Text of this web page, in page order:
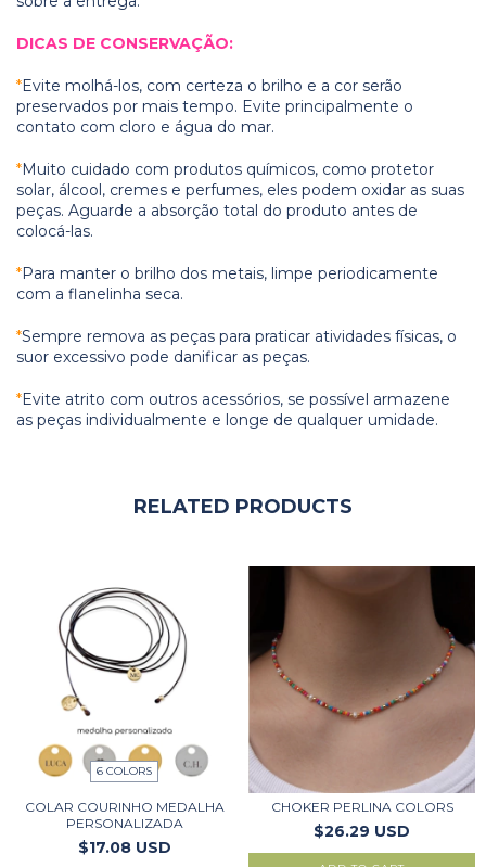
DICAS DE CONSERVAÇÃO:
*Evite molhá-los, com certeza o brilho e a cor serão
preservados por mais tempo. Evite principalmente o
contato com cloro e água do mar.
*Muito cuidado com produtos químicos, como protetor
solar, álcool, cremes e perfumes, eles podem oxidar as suas
peças. Aguarde a absorção total do produto antes de
colocá-las.
*Para manter o brilho dos metais, limpe periodicamente
com a flanelinha seca.
*Sempre remova as peças para praticar atividades físicas, o
suor excessivo pode danificar as peças.
*Evite atrito com outros acessórios, se possível armazene
as peças individualmente e longe de qualquer umidade.
RELATED PRODUCTS
6 COLORS
COLAR COURINHO MEDALHA
PERSONALIZADA
$17.08 USD
CHOKER PERLINA COLORS
$26.29 USD